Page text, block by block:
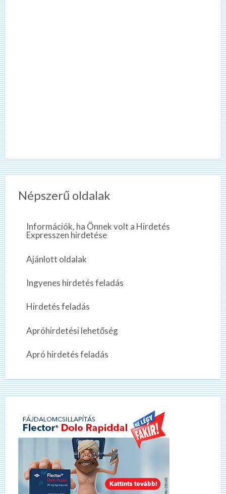
Népszerű oldalak
Információk, ha Önnek volt a Hirdetés
Expresszen hirdetése
Ajánlott oldalak
Ingyenes hirdetés feladás
Hirdetés feladás
Apróhirdetési lehetőség
Apró hirdetés feladás